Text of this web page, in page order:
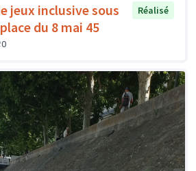
jeux inclusive sous
du 8 mai 45
Réalisé
0